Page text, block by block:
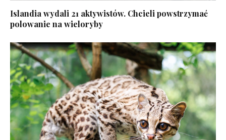
Islandia wydali 21 aktywistów. Chcieli powstrzymać
polowanie na wieloryby